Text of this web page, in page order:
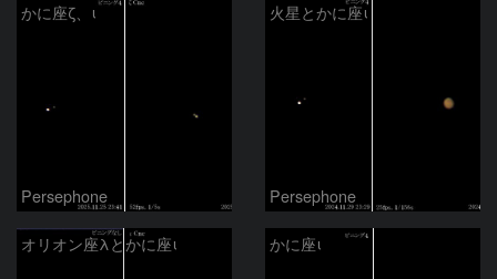
かに座ζ、ι
Persephone
火星とかに座ι
Persephone
オリオン座λとかに座ι かに座ι